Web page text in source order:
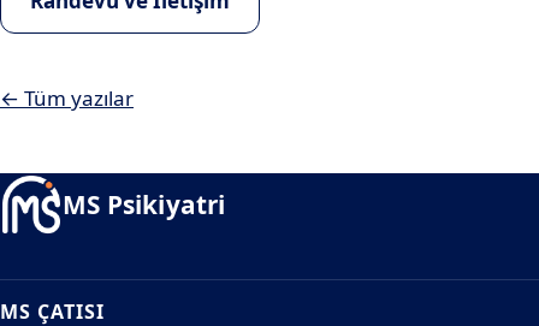
← Tüm yazılar
MS Psikiyatri
MS ÇATISI